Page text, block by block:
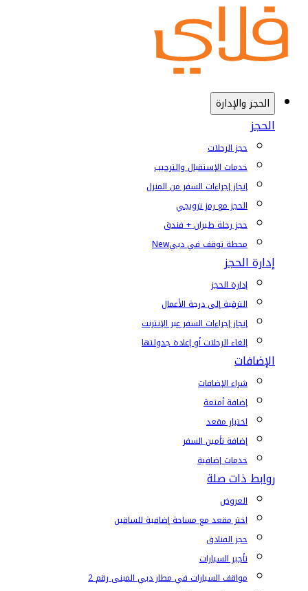
الحجز والإدارة
الحجز
حجز الرحلات
خدمات الإستقبال والترحيب
إنجاز إجراءات السفر من المنزل
الحجز مع رمز ترويجي
حجز رحلة طيران + فندق
محطة توقف في دبيNew
إدارة الحجز
إدارة الحجز
الترقية إلى درجة الأعمال
إنجاز إجراءات السفر عبر الإنترنت
إلغاء الرحلات أو إعادة جدولتها
الإضافات
شراء الإضافات
إضافة أمتعة
اختيار مقعد
إضافة تأمين السفر
خدمات إضافية
روابط ذات صلة
العروض
اختر مقعد مع مساحة إضافية للساقين
حجز الفنادق
تأجير السيارات
مواقف السيارات في مطار دبي المبنى رقم 2